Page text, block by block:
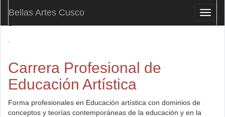
Bellas Artes Cusco
.
Carrera Profesional de
Educación Artística
Forma profesionales en Educación artística con dominios de
conceptos y teorías contemporáneas de la educación y en la